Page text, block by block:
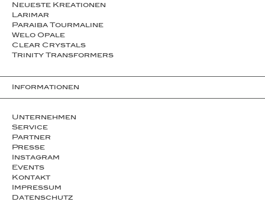
Neueste Kreationen
Larimar
Paraiba Tourmaline
Welo Opale
Clear Crystals
Trinity Transformers
Informationen
Unternehmen
Service
Partner
Presse
Instagram
Events
Kontakt
Impressum
Datenschutz